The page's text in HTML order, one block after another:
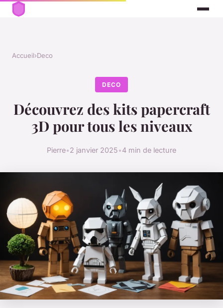
Accueil›Deco
DECO
Découvrez des kits papercraft
3D pour tous les niveaux
Pierre•2 janvier 2025•4 min de lecture